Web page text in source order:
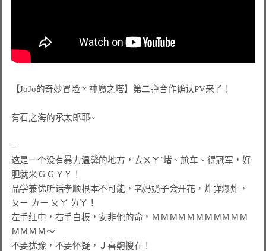
【JoJo的奇妙冒险 × 神魔之塔】第二弹合作确认PV来了！
有石之海的承太郎耶~
这是一个没有暴力温馨的地方 ， ㄊㄨㄚˋ堵 、尬车 、 得冠军 ， 好
胆就来ＧＧＹＹ
品学兼优听话孝顺根本不可能 ， 老妈奶子会开花 ， 炸弹爆炸 ，
ㄆㄧ ㄌㄧ ㄆㄚ ㄌㄚ
左手红中 ， 右手白板 ， 安非他的命 ， ＭＭＭＭＭＭＭＭＭＭＭ
ＭＭＭＭ
不要犹豫 ， 不要怀疑 ， Ｊ喜齁搜在 ！